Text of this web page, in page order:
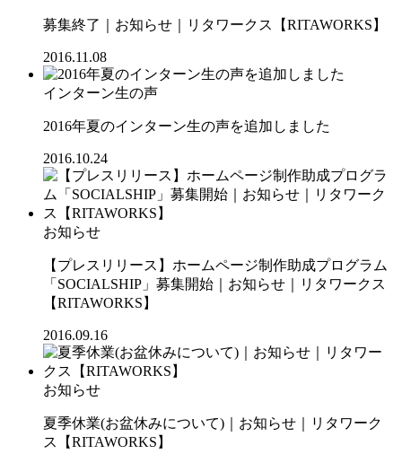
募集終了｜お知らせ｜リタワークス【RITAWORKS】
2016.11.08
インターン生の声
2016年夏のインターン生の声を追加しました
2016.10.24
お知らせ
【プレスリリース】ホームページ制作助成プログラム
「SOCIALSHIP」募集開始｜お知らせ｜リタワークス
【RITAWORKS】
2016.09.16
お知らせ
夏季休業(お盆休みについて)｜お知らせ｜リタワーク
ス【RITAWORKS】